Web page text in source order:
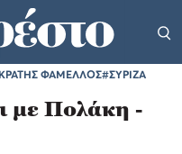
ΦΑΜΕΛΛΟΣ#ΣΥΡΙΖΑ
με Πολάκη -